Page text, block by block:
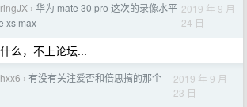
› 华为 mate 30 pro 这次的录像水平
xs max
2019 年 9 月
24 日
么，不上论坛...
› 有没有关注爱否和倍思搞的那个
2019 年 9 月
23 日